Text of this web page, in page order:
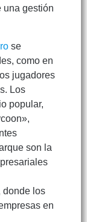
una gestión
se
como en
jugadores
Los
popular,
son la
donde los
en